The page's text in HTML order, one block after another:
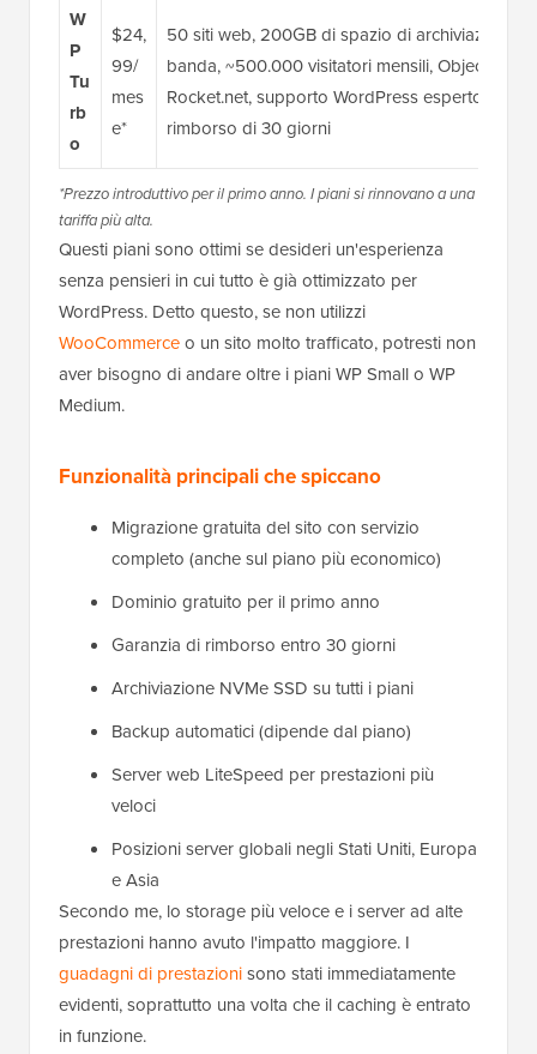
W
P
Tu
rb
o
$24,
99/
mes
e*
50 siti web, 200GB di spazio di archiviazione
banda, ~500.000 visitatori mensili, Object
Rocket.net, supporto WordPress esperto,
rimborso di 30 giorni
*Prezzo introduttivo per il primo anno. I piani si rinnovano a una
tariffa più alta.
Questi piani sono ottimi se desideri un'esperienza
senza pensieri in cui tutto è già ottimizzato per
WordPress. Detto questo, se non utilizzi
WooCommerceo un sito molto trafficato, potresti non
aver bisogno di andare oltre i piani WP Small o WP
Medium.
Funzionalità principali che spiccano
Migrazione gratuita del sito con servizio
completo (anche sul piano più economico)
Dominio gratuito per il primo anno
Garanzia di rimborso entro 30 giorni
Archiviazione NVMe SSD su tutti i piani
Backup automatici (dipende dal piano)
Server web LiteSpeed per prestazioni più
veloci
Posizioni server globali negli Stati Uniti, Europa
e Asia
Secondo me, lo storage più veloce e i server ad alte
prestazioni hanno avuto l'impatto maggiore. I
guadagni di prestazionisono stati immediatamente
evidenti, soprattutto una volta che il caching è entrato
in funzione.